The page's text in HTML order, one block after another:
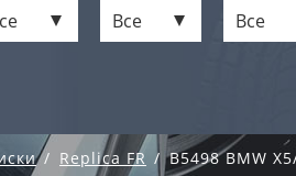
Все Все
Replica FR B5498 BMW